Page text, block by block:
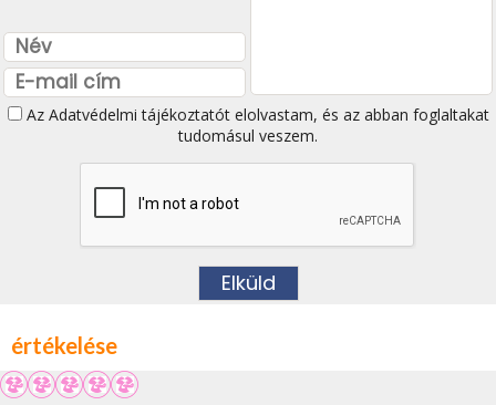
Az Adatvédelmi tájékoztatótelolvastam, és az abban foglaltakat
tudomásul veszem.
értékelése